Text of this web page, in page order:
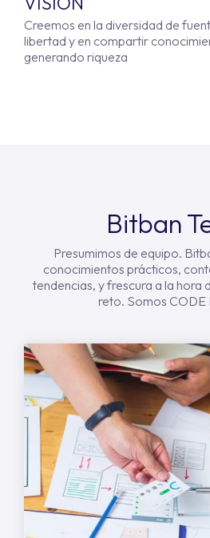
Creemos en la diversidad de
libertad y en compartir
generando riqueza
Bitban
Presumimos de equipo.
conocimientos prácticos,
tendencias, y frescura a la hora
reto. Somos CODE